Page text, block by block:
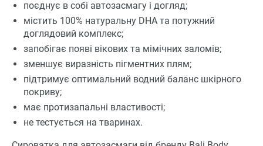
поєднує в собі автозасмагу і догляд;
містить 100% натуральну DHA та потужний
доглядовий комплекс;
запобігає появі вікових та мімічних заломів;
зменшує виразність пігментних плям;
підтримує оптимальний водний баланс шкірного
покриву;
має протизапальні властивості;
не тестується на тваринах.